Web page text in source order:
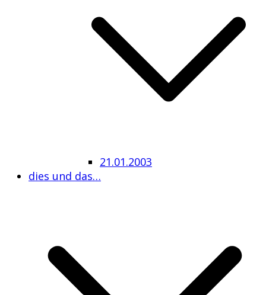
21.01.2003
dies und das…